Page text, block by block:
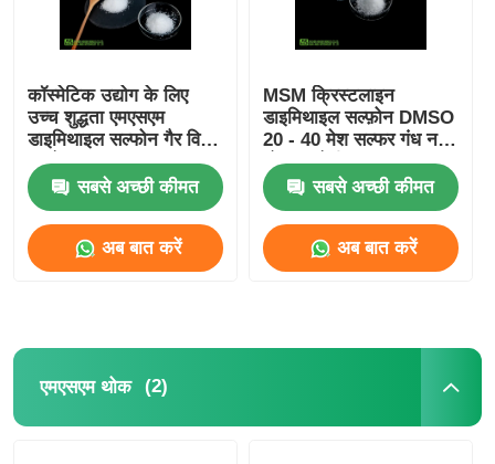
कॉस्मेटिक उद्योग के लिए
उच्च शुद्धता एमएसएम
डाइमिथाइल सल्फोन गैर विषैले
कच्चे माल
सबसे अच्छी कीमत
अब बात करें
MSM क्रिस्टलाइन
डाइमिथाइल सल्फ़ोन DMSO
20 - 40 मेश सल्फर गंध नहीं
भोजन श्रेणी
सबसे अच्छी कीमत
अब बात करें
एमएसएम थोक (2)